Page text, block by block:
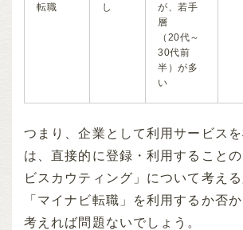
転職
し
が、若手
層
（20代～
30代前
半）が多
い
つまり、企業として利用サービス
は、直接的に登録・利用すること
ビスカウティング」について考える
「マイナビ転職」を利用するか否
考えれば問題ないでしょう。